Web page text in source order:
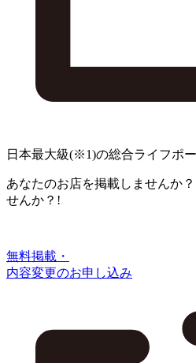
日本最大級(※1)の総合ライフポ
あなたのお店を掲載しませんか？
せんか？!
無料掲載・
内容変更のお申し込み